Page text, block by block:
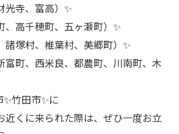
光寺、富高）✨
、高千穂町、五ヶ瀬町）✨
諸塚村、椎葉村、美郷町）✨
富町、西米良、都農町、川南町、木
竹田市✨に
近くに来られた際は、ぜひ一度お立